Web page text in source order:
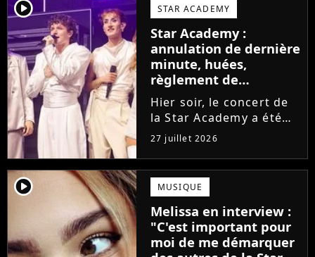
sociaux, les élèves
adressent un dernier
message au public...
player2 STAR ACADEMY
Star Academy :
annulation de dernière
minute, huées,
règlement de
comptes... Que s'est-il
passé au concert de
Bayonne hier soir ?
Hier soir, le concert de
la Star Academy a été
mouvementé. Quelques
minutes avant le show,
trois élèves ont
annoncé ne pas vouloir
monter sur scène pour
des raisons politiques.
Leur...
27 juillet 2026
player2 MUSIQUE
Melissa en interview :
"C'est important pour
moi de me démarquer